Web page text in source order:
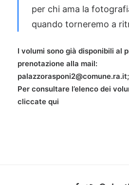
per chi ama la
quando torneremo a
I volumi sono già disponibili al
prenotazione alla mail:
palazzorasponi2@comune.ra.it;
Per consultare l’elenco dei
cliccate qui